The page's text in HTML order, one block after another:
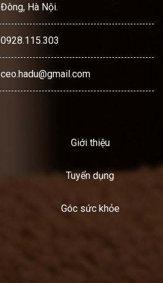
Đông, Hà Nội.
0928.115.303
ceo.hadu@gmail.com
Giới thiệu
Tuyển dụng
Góc sức khỏe